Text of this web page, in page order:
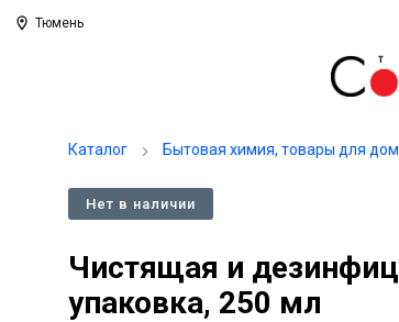
Тюмень
Каталог Бытовая химия, товары для
Нет в наличии
Чистящая и
упаковка, 250 мл